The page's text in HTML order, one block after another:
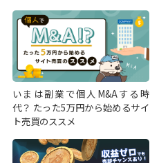
いまは副業で個人M&Aする時
代？ たった5万円から始めるサイ
ト売買のススメ